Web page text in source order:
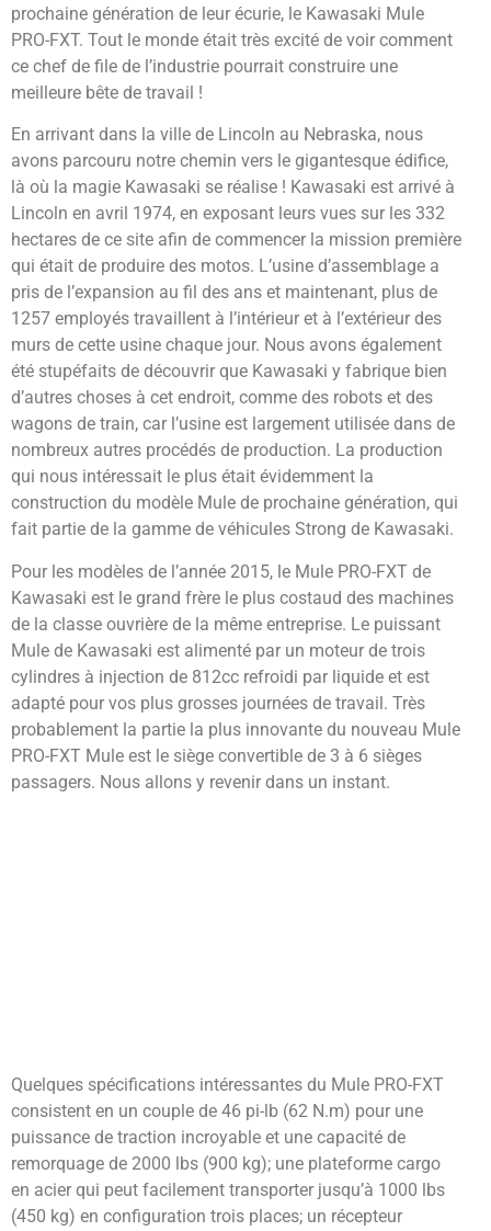
prochaine génération de leur écurie, le Kawasaki Mule
PRO-FXT. Tout le monde était très excité de voir comment
ce chef de file de l’industrie pourrait construire une
meilleure bête de travail !
En arrivant dans la ville de Lincoln au Nebraska, nous
avons parcouru notre chemin vers le gigantesque édifice,
là où la magie Kawasaki se réalise ! Kawasaki est arrivé à
Lincoln en avril 1974, en exposant leurs vues sur les 332
hectares de ce site afin de commencer la mission première
qui était de produire des motos. L’usine d’assemblage a
pris de l’expansion au fil des ans et maintenant, plus de
1257 employés travaillent à l’intérieur et à l’extérieur des
murs de cette usine chaque jour. Nous avons également
été stupéfaits de découvrir que Kawasaki y fabrique bien
d’autres choses à cet endroit, comme des robots et des
wagons de train, car l’usine est largement utilisée dans de
nombreux autres procédés de production. La production
qui nous intéressait le plus était évidemment la
construction du modèle Mule de prochaine génération, qui
fait partie de la gamme de véhicules Strong de Kawasaki.
Pour les modèles de l’année 2015, le Mule PRO-FXT de
Kawasaki est le grand frère le plus costaud des machines
de la classe ouvrière de la même entreprise. Le puissant
Mule de Kawasaki est alimenté par un moteur de trois
cylindres à injection de 812cc refroidi par liquide et est
adapté pour vos plus grosses journées de travail. Très
probablement la partie la plus innovante du nouveau Mule
PRO-FXT Mule est le siège convertible de 3 à 6 sièges
passagers. Nous allons y revenir dans un instant.
Quelques spécifications intéressantes du Mule PRO-FXT
consistent en un couple de 46 pi-lb (62 N.m) pour une
puissance de traction incroyable et une capacité de
remorquage de 2000 lbs (900 kg); une plateforme cargo
en acier qui peut facilement transporter jusqu’à 1000 lbs
(450 kg) en configuration trois places; un récepteur